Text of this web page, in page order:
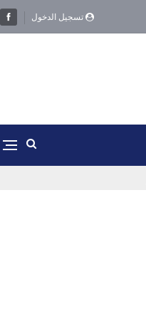
تسجيل الدخول